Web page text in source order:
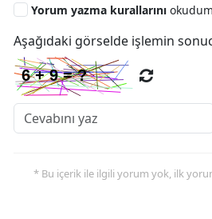
Yorum yazma kurallarını
Aşağıdaki görselde işlemin
* Bu içerik ile ilgili yorum yok, ilk